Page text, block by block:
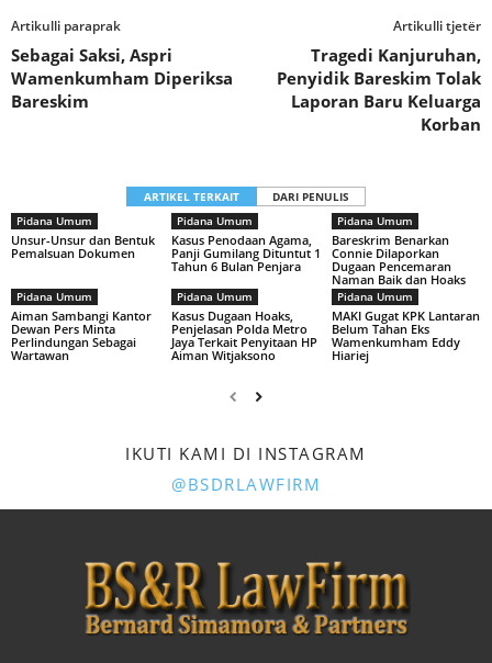
Artikulli paraprak
Sebagai Saksi, Aspri
Wamenkumham Diperiksa
Bareskim
Artikulli tjetër
Tragedi Kanjuruhan,
Penyidik Bareskim Tolak
Laporan Baru Keluarga
Korban
ARTIKEL TERKAIT
DARI PENULIS
Pidana Umum
Unsur-Unsur dan Bentuk
Pemalsuan Dokumen
Pidana Umum
Kasus Penodaan Agama,
Panji Gumilang Dituntut 1
Tahun 6 Bulan Penjara
Pidana Umum
Bareskrim Benarkan
Connie Dilaporkan
Dugaan Pencemaran
Naman Baik dan Hoaks
Pidana Umum
Aiman Sambangi Kantor
Dewan Pers Minta
Perlindungan Sebagai
Wartawan
Pidana Umum
Kasus Dugaan Hoaks,
Penjelasan Polda Metro
Jaya Terkait Penyitaan HP
Aiman Witjaksono
Pidana Umum
MAKI Gugat KPK Lantaran
Belum Tahan Eks
Wamenkumham Eddy
Hiariej
IKUTI KAMI DI INSTAGRAM
@BSDRLAWFIRM